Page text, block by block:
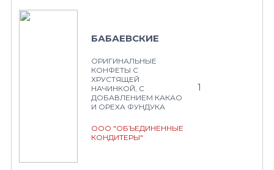
БАБАЕВСКИЕ
ОРИГИНАЛЬНЫЕ
КОНФЕТЫ С
ХРУСТЯЩЕЙ
НАЧИНКОЙ, С
ДОБАВЛЕНИЕМ КАКАО
И ОРЕХА ФУНДУКА
ООО "ОБЪЕДИНЕННЫЕ
КОНДИТЕРЫ"
1